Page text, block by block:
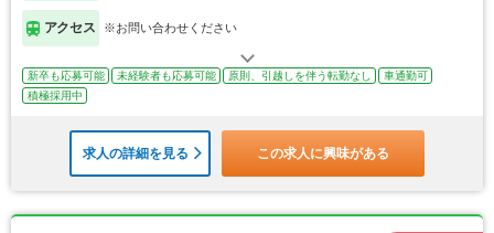
アクセス ※お問い合わせください
新卒も応募可能 未経験者も応募可能 原則、引越しを伴う転勤なし
車通勤可
積極採用中
求人の詳細を見る この求人に興味がある